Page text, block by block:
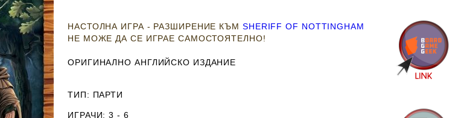
НАСТОЛНА ИГРА - РАЗШИРЕНИЕ КЪМ SHERIFF OF NOTTINGHAM
НЕ МОЖЕ ДА СЕ ИГРАЕ САМОСТОЯТЕЛНО!
ОРИГИНАЛНО АНГЛИЙСКО ИЗДАНИЕ
ТИП: ПАРТИ
ИГРАЧИ: 3 - 6